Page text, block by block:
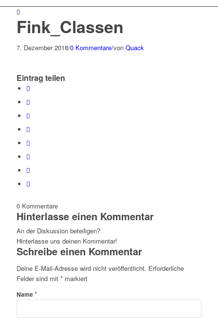
Fink_Classen
7. Dezember 2018/0 Kommentare/von Quack
Eintrag teilen
0 Kommentare
Hinterlasse einen Kommentar
An der Diskussion beteiligen?
Hinterlasse uns deinen Kommentar!
Schreibe einen Kommentar
Deine E-Mail-Adresse wird nicht veröffentlicht. Erforderliche
Felder sind mit *markiert
Name*